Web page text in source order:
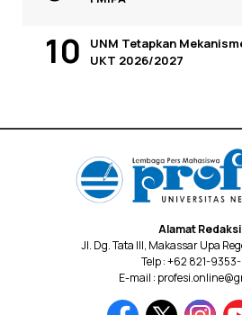
UNM Tetapkan
UKT 2026/2027
Alamat
Jl. Dg. Tata III, Makassar Upa
Telp : +62 821-9353-
E-mail :